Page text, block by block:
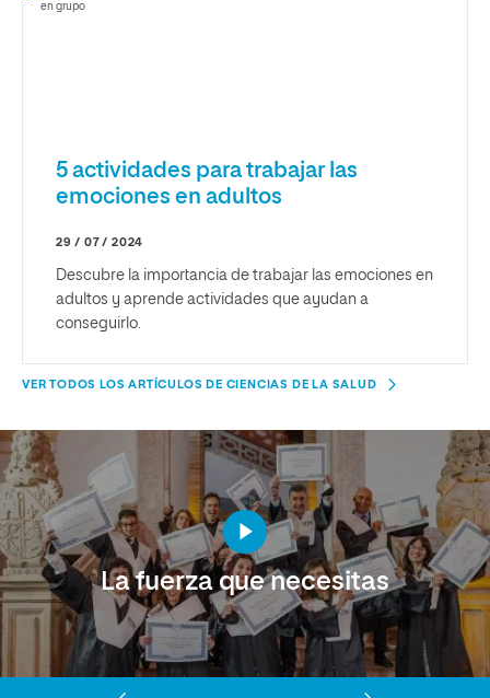
5 actividades para trabajar las
emociones en adultos
29 / 07 / 2024
Descubre la importancia de trabajar las emociones en
adultos y aprende actividades que ayudan a
conseguirlo.
VER TODOS LOS ARTÍCULOS DE CIENCIAS DE LA SALUD
La fuerza que necesitas